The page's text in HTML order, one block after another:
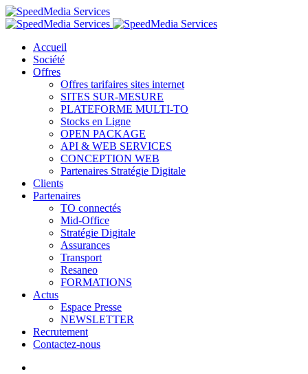
Accueil
Société
Offres
Offres tarifaires sites internet
SITES SUR-MESURE
PLATEFORME MULTI-TO
Stocks en Ligne
OPEN PACKAGE
API & WEB SERVICES
CONCEPTION WEB
Partenaires Stratégie Digitale
Clients
Partenaires
TO connectés
Mid-Office
Stratégie Digitale
Assurances
Transport
Resaneo
FORMATIONS
Actus
Espace Presse
NEWSLETTER
Recrutement
Contactez-nous